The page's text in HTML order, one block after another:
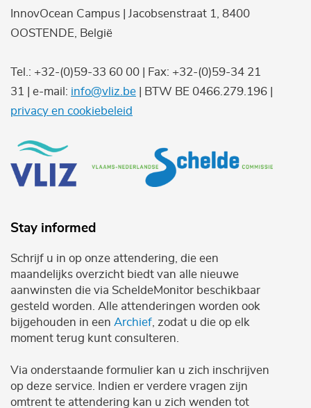
InnovOcean Campus | Jacobsenstraat 1, 8400
OOSTENDE, België
Tel.: +32-(0)59-33 60 00 | Fax: +32-(0)59-34 21
31 | e-mail: info@vliz.be | BTW BE 0466.279.196 |
privacy en cookiebeleid
Stay informed
Schrijf u in op onze attendering, die een
maandelijks overzicht biedt van alle nieuwe
aanwinsten die via ScheldeMonitor beschikbaar
gesteld worden. Alle attenderingen worden ook
bijgehouden in een Archief , zodat u die op elk
moment terug kunt consulteren.
Via onderstaande formulier kan u zich inschrijven
op deze service. Indien er verdere vragen zijn
omtrent te attendering kan u zich wenden tot